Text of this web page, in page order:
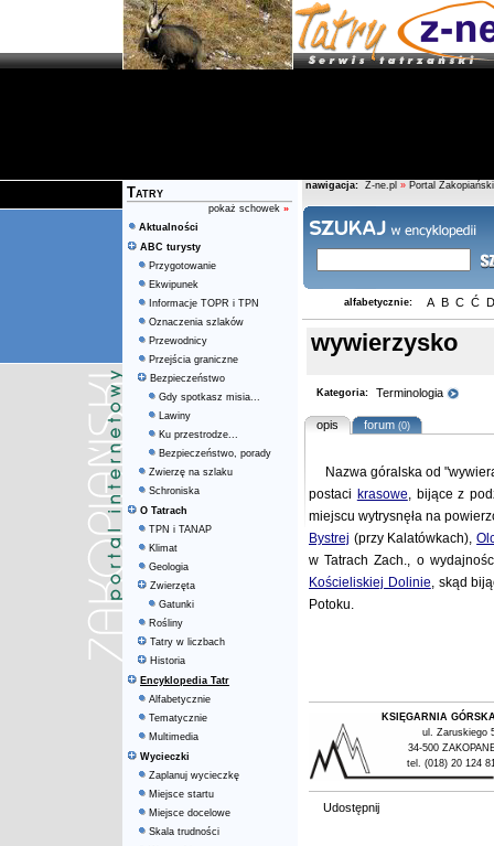
Tatry
pokaż schowek »
Aktualności
ABC turysty
Przygotowanie
Ekwipunek
Informacje TOPR i TPN
Oznaczenia szlaków
Przewodnicy
Przejścia graniczne
Bezpieczeństwo
Gdy spotkasz misia...
Lawiny
Ku przestrodze...
Bezpieczeństwo, porady
Zwierzę na szlaku
Schroniska
O Tatrach
TPN i TANAP
Klimat
Geologia
Zwierzęta
Gatunki
Rośliny
Tatry w liczbach
Historia
Encyklopedia Tatr
Alfabetycznie
Tematycznie
Multimedia
Wycieczki
Zaplanuj wycieczkę
Miejsce startu
Miejsce docelowe
Skala trudności
nawigacja: Z-ne.pl » Portal Zakopiański
alfabetycznie: A B C Ć D
wywierzysko
Kategoria: Terminologia
opis forum(0)
Nazwa góralska od
postaci krasowe, bijące z
miejscu wytrysnęła na
Bystrej (przy Kalatówkach),
w Tatrach Zach., o
Kościeliskiej Dolinie, skąd
Potoku.
KSIĘGARNIA
ul. Zaruskiego
34-500
tel. (018) 20 124
Udostępnij